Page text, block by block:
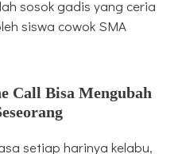
sosok gadis yang ceria
siswa cowok SMA
Call Bisa Mengubah
setiap harinya kelabu,